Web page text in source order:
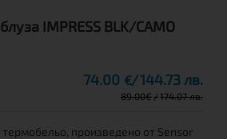
IMPRESS BLK/CAMO
74.00 € 144.73 лв.
89.00€ 174.07 лв.
произведено от Sensor